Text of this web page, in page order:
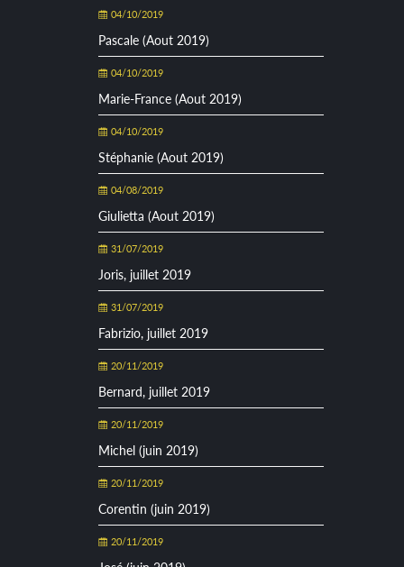
04/10/2019
Pascale (Aout 2019)
04/10/2019
Marie-France (Aout 2019)
04/10/2019
Stéphanie (Aout 2019)
04/08/2019
Giulietta (Aout 2019)
31/07/2019
Joris, juillet 2019
31/07/2019
Fabrizio, juillet 2019
20/11/2019
Bernard, juillet 2019
20/11/2019
Michel (juin 2019)
20/11/2019
Corentin (juin 2019)
20/11/2019